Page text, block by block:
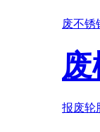
废不锈
报废轮